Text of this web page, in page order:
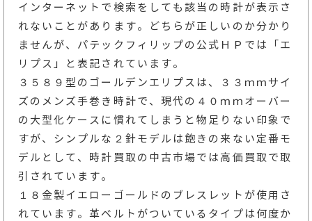
インターネットで検索をしても該当の時計が表示さ
れないことがあります。どちらが正しいのか分かり
ませんが、パテックフィリップの公式ＨＰでは「エ
リプス」と表記されています。
３５８９型のゴールデンエリプスは、３３ｍｍサイ
ズのメンズ手巻き時計で、現代の４０ｍｍオーバー
の大型化ケースに慣れてしまうと物足りない印象で
すが、シンプルな２針モデルは飽きの来ない定番モ
デルとして、時計買取の中古市場では高価買取で取
引されています。
１８金製イエローゴールドのブレスレットが使用さ
れています。革ベルトがついているタイプは何度か